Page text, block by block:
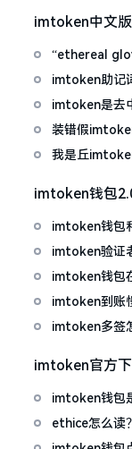
imtoken中文
“ethereal
的私房话
imtoken助记
imtoken是去
装错假
招能救急
我是丘
imtoken钱包
imtoken钱包
聊聊
imtoken验证
imtoken钱包
imtoken到账
imtoken多签
imtoken官方
imtoken钱包
ethice怎么读